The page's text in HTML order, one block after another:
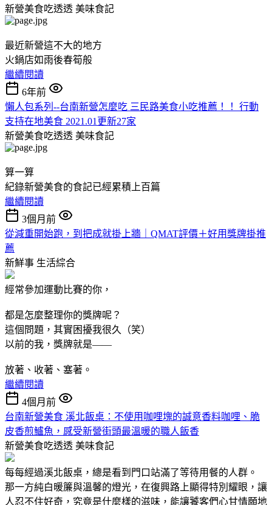
新營美食吃透透 美味食記
最近新營這不大的地方
火鍋店如雨後春筍般
繼續閱讀
6年前
懶人包系列--台南新營怎麼吃 三民路美食小吃推薦！！ 行動
支持在地美食 2021.01更新27家
新營美食吃透透 美味食記
算一算
紀錄新營美食的食記已經累積上百篇
繼續閱讀
3個月前
從減重開始跑，到把成就掛上牆｜QMAT評價＋好用獎牌掛推
薦
新鮮事 生活綜合
經常參加運動比賽的你，
都是怎麼整理你的獎牌呢？
這個問題，其實困擾我很久（笑）
以前的我，獎牌就是——
放著、收著、塞著。
繼續閱讀
4個月前
台南新營美食 溪北飯桌：不使用咖哩塊的誠意香料咖哩、脆
皮香煎鱸魚，感受新營街頭最溫暖的職人飯香
新營美食吃透透 美味食記
每每經過溪北飯桌，總是看到門口站滿了等待用餐的人群。
那一方純白暖簾與溫馨的燈光，在復興路上顯得特別耀眼，讓
人忍不住好奇，究竟是什麼樣的滋味，能讓饕客們心甘情願地